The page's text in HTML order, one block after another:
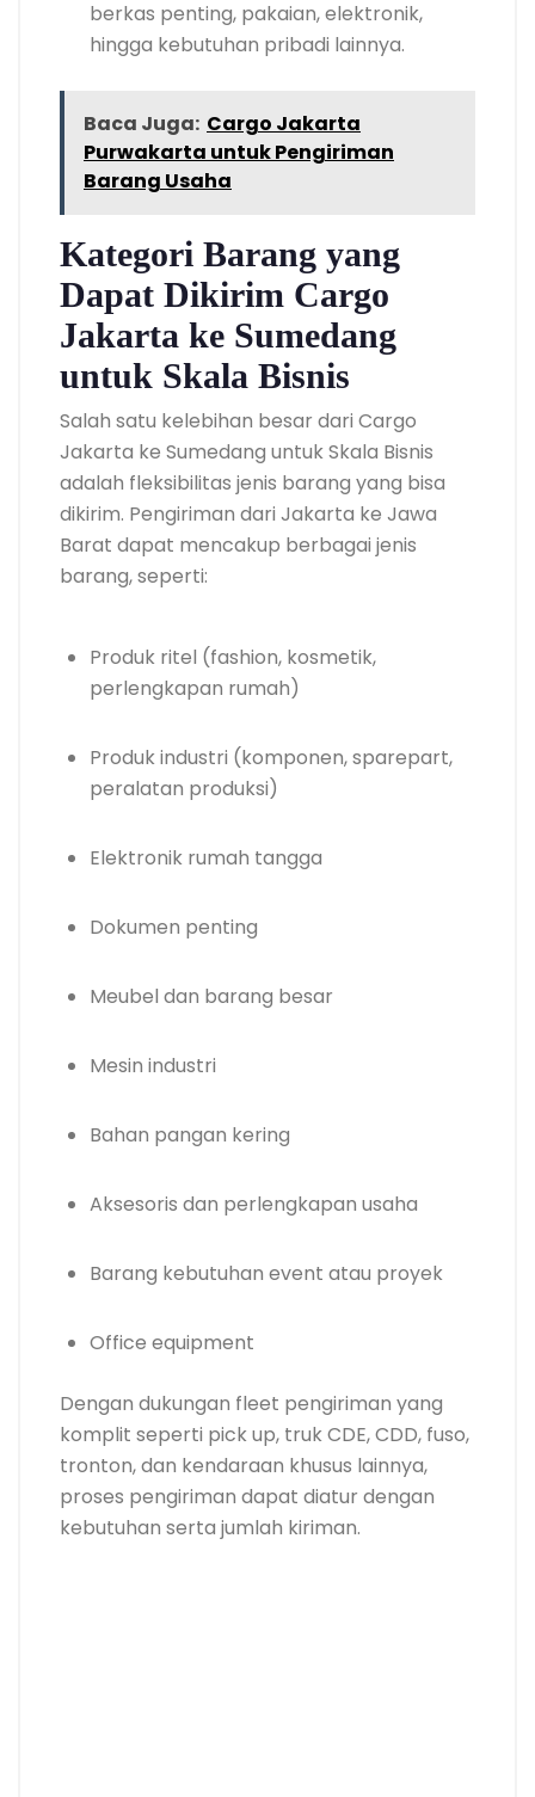
berkas penting, pakaian, elektronik,
hingga kebutuhan pribadi lainnya.
Baca Juga: Cargo Jakarta
Purwakarta untuk Pengiriman
Barang Usaha
Kategori Barang yang
Dapat Dikirim Cargo
Jakarta ke Sumedang
untuk Skala Bisnis
Salah satu kelebihan besar dari Cargo
Jakarta ke Sumedang untuk Skala Bisnis
adalah fleksibilitas jenis barang yang bisa
dikirim. Pengiriman dari Jakarta ke Jawa
Barat dapat mencakup berbagai jenis
barang, seperti:
Produk ritel (fashion, kosmetik,
perlengkapan rumah)
Produk industri (komponen, sparepart,
peralatan produksi)
Elektronik rumah tangga
Dokumen penting
Meubel dan barang besar
Mesin industri
Bahan pangan kering
Aksesoris dan perlengkapan usaha
Barang kebutuhan event atau proyek
Office equipment
Dengan dukungan fleet pengiriman yang
komplit seperti pick up, truk CDE, CDD, fuso,
tronton, dan kendaraan khusus lainnya,
proses pengiriman dapat diatur dengan
kebutuhan serta jumlah kiriman.